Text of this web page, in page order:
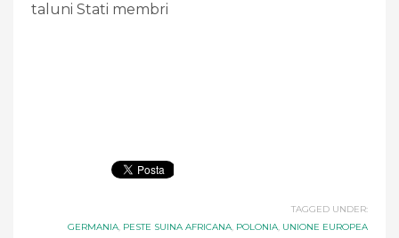
taluni Stati membri
TAGGED UNDER:
GERMANIA, PESTE SUINA AFRICANA, POLONIA, UNIONE EUROPEA